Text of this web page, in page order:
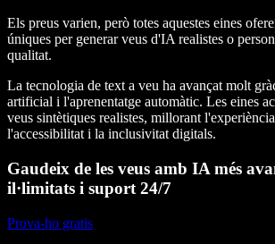
Els preus varien, però totes aquestes eines
úniques per generar veus d'IA realistes o
qualitat.
La tecnologia de text a veu ha avançat molt
artificial i l'aprenentatge automàtic. Les eines
veus sintètiques realistes, millorant
l'accessibilitat i la inclusivitat digitals.
Gaudeix de les veus amb IA més
il·limitats i suport 24/7
Prova-ho gratis